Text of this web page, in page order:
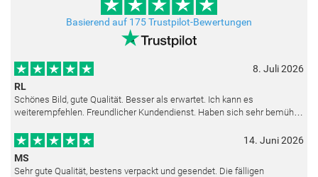
Basierend auf 175 Trustpilot-Bewertungen
8. Juli 2026
RL
Schönes Bild, gute Qualität. Besser als erwartet. Ich kann es
weiterempfehlen. Freundlicher Kundendienst. Haben sich sehr bemüht
14. Juni 2026
MS
Sehr gute Qualität, bestens verpackt und gesendet. Die fälligen